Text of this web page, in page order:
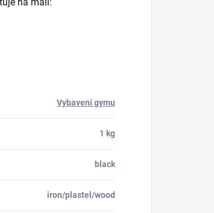
Vybavení gymu
1 kg
black
iron/plastel/wood